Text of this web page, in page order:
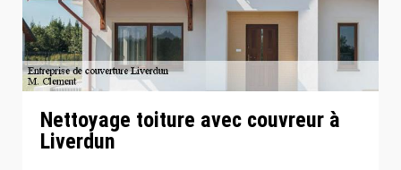
Nettoyage toiture avec couvreur à
Liverdun